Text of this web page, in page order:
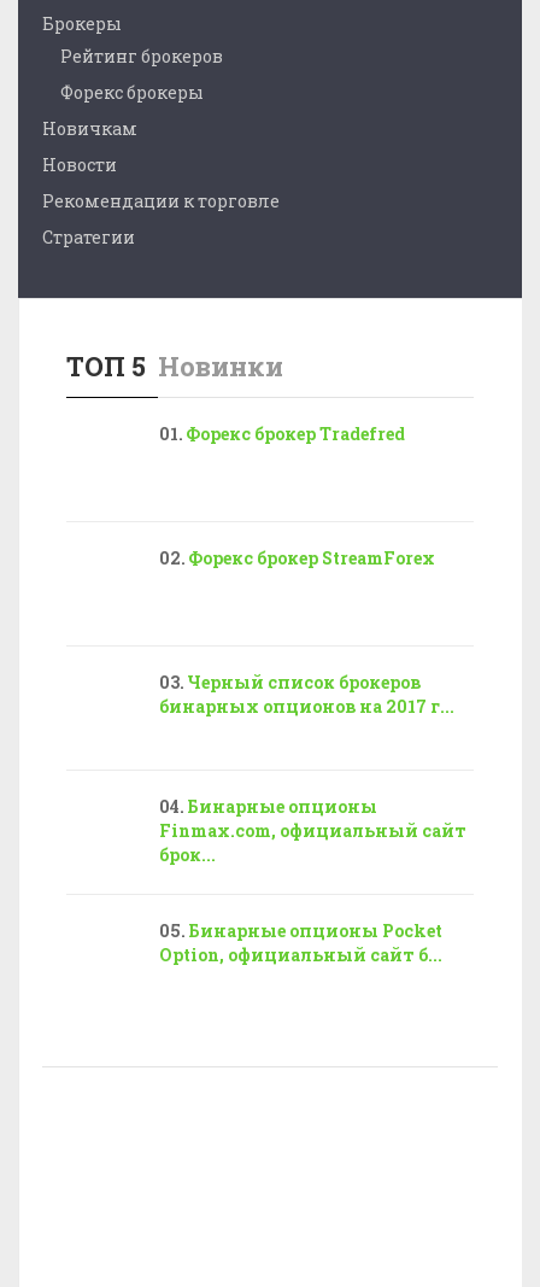
Брокеры
Рейтинг брокеров
Форекс брокеры
Новичкам
Новости
Рекомендации к торговле
Стратегии
ТОП 5 Новинки
Форекс брокер Tradefred
Форекс брокер StreamForex
Черный список брокеров
бинарных опционов на 2017 г...
Бинарные опционы
Finmax.com, официальный сайт
брок...
Бинарные опционы Pocket
Option, официальный сайт б...